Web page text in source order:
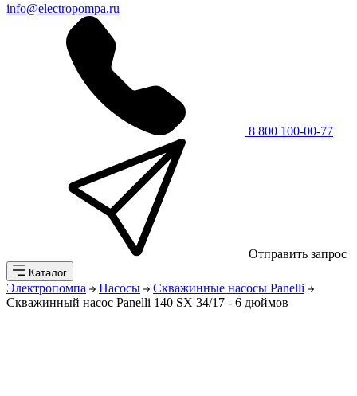
info@electropompa.ru
8 800 100-00-77
Отправить запрос
Каталог
Электропомпа Насосы
Скважинные насосы Panelli
Скважинный насос Panelli 140 SX 34/17 - 6 дюймов